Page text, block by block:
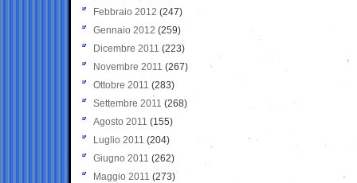
Febbraio 2012 (247)
Gennaio 2012 (259)
Dicembre 2011 (223)
Novembre 2011 (267)
Ottobre 2011 (283)
Settembre 2011 (268)
Agosto 2011 (155)
Luglio 2011 (204)
Giugno 2011 (262)
Maggio 2011 (273)